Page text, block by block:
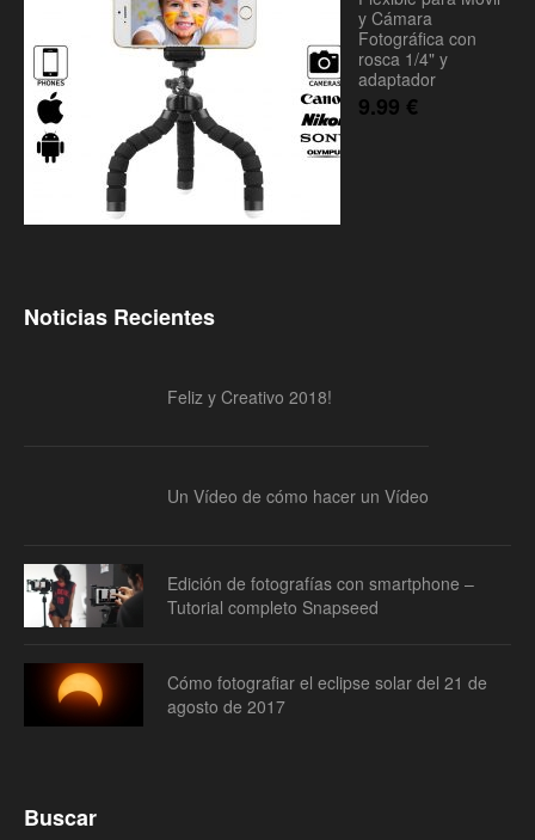
y Cámara
Fotográfica con
rosca 1/4" y
adaptador
9.99 €
Noticias Recientes
Feliz y Creativo 2018!
Un Vídeo de cómo hacer un Vídeo
Edición de fotografías con smartphone –
Tutorial completo Snapseed
Cómo fotografiar el eclipse solar del 21 de
agosto de 2017
Buscar